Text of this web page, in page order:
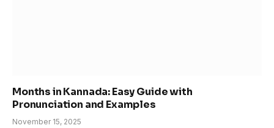
Months in Kannada: Easy Guide with
Pronunciation and Examples
November 15, 2025